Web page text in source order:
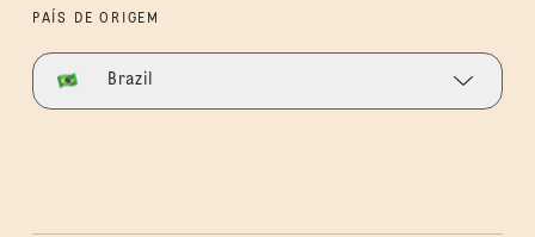
PAÍS DE ORIGEM
Brazil